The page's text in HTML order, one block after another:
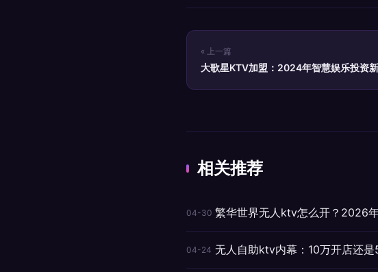
« 上一篇
大歌星KTV加盟：2024年智慧娱乐投资
相关推荐
04-30 繁华世界无人ktv怎么开？2026
04-24 无人自助ktv内幕：10万开店还